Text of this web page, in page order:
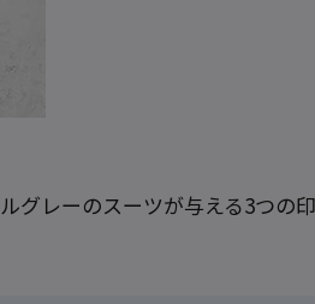
グレーのスーツが与える3つの